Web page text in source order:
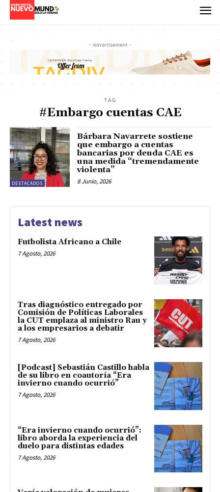
- Advertisement -
TAG
#Embargo cuentas CAE
DESTACADOS
Bárbara Navarrete sostiene
que embargo a cuentas
bancarias por deuda CAE es
una medida “tremendamente
violenta”
8 Junio, 2026
Latest news
Futbolista Africano a Chile
7 Agosto, 2026
Tras diagnóstico entregado por
Comisión de Políticas Laborales
la CUT emplaza al ministro Rau y
a los empresarios a debatir
7 Agosto, 2026
[Podcast] Sebastián Castillo habla
de su libro en coautoría “Era
invierno cuando ocurrió”
7 Agosto, 2026
“Era invierno cuando ocurrió”:
libro aborda la experiencia del
duelo para distintas edades
7 Agosto, 2026